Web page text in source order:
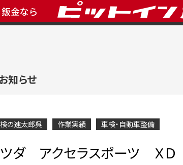
鈑金なら
知らせ
の速太郎呉 作業実績 車検・自動車整備
ダ アクセラスポーツ ＸＤ